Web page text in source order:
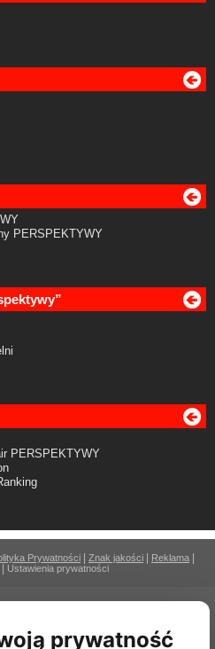
PERSPEKTYWY
PERSPEKTYWY
Prywatności Znak jakości Reklama
Ustawienia prywatności
prywatność